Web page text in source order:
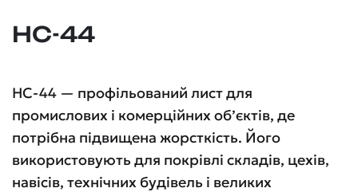
НС-44
НС-44 — профільований лист для
промислових і комерційних об’єктів, де
потрібна підвищена жорсткість. Його
використовують для покрівлі складів, цехів,
навісів, технічних будівель і великих